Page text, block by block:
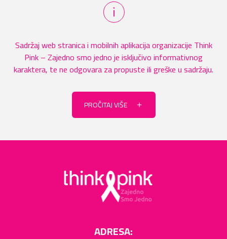
Sadržaj web stranica i mobilnih aplikacija organizacije Think
Pink – Zajedno smo jedno je isključivo informativnog
karaktera, te ne odgovara za propuste ili greške u sadržaju.
PROČITAJ VIŠE
ADRESA: